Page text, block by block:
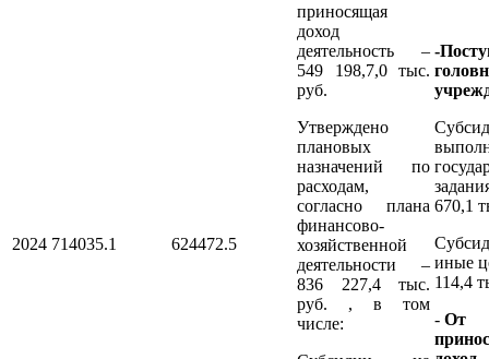
2024 714035.1 624472.5
приносящая
доход
деятельность –
549 198,7,0 тыс.
руб.
Утверждено
плановых
назначений по
расходам,
согласно плана
финансово-
хозяйственной
деятельности –
836 227,4 тыс.
руб. , в том
числе:
-
670,1
иные
114,4
- От